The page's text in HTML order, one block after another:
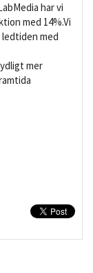
har vi
med 14%.Vi
med
mer